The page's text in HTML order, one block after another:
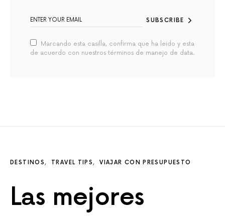
SUBSCRIBE
Marcando esta casilla, confirma que ha leido y esta
de acuerdo con nuestros términos de manejo de data.
DESTINOS TRAVEL TIPS VIAJAR CON PRESUPUESTO
Las mejores